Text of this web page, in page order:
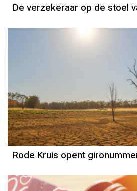
De verzekeraar op de stoel
Rode Kruis opent